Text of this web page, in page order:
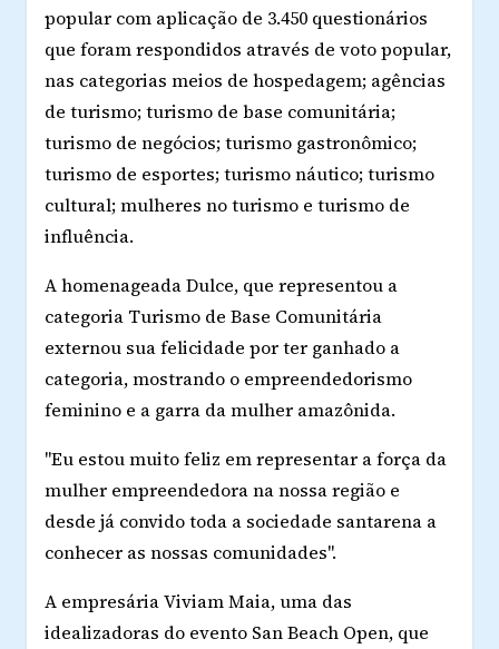
popular com aplicação de 3.450 questionários
que foram respondidos através de voto popular,
nas categorias meios de hospedagem; agências
de turismo; turismo de base comunitária;
turismo de negócios; turismo gastronômico;
turismo de esportes; turismo náutico; turismo
cultural; mulheres no turismo e turismo de
influência.
A homenageada Dulce, que representou a
categoria Turismo de Base Comunitária
externou sua felicidade por ter ganhado a
categoria, mostrando o empreendedorismo
feminino e a garra da mulher amazônida.
"Eu estou muito feliz em representar a força da
mulher empreendedora na nossa região e
desde já convido toda a sociedade santarena a
conhecer as nossas comunidades".
A empresária Viviam Maia, uma das
idealizadoras do evento San Beach Open, que